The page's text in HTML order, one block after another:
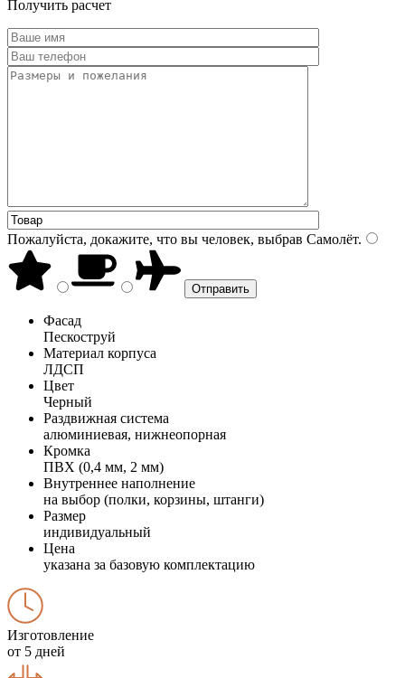
Получить расчет
Пожалуйста, докажите, что вы человек, выбрав Самолёт.
Фасад
Пескоструй
Материал корпуса
ЛДСП
Цвет
Черный
Раздвижная система
алюминиевая, нижнеопорная
Кромка
ПВХ (0,4 мм, 2 мм)
Внутреннее наполнение
на выбор (полки, корзины, штанги)
Размер
индивидуальный
Цена
указана за базовую комплектацию
Изготовление
от 5 дней